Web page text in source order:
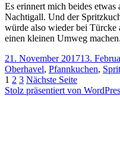
Es erinnert mich beides
Nachtigall. Und der
würde also wieder bei Türcke
einen kleinen Umweg machen.
Veröffentlicht
am
21. November 201713.
Oberhavel, Pfannkuchen,
der
Seite
1 Seite
2 Seite
3 Nächste Seite
Stolz präsentiert von